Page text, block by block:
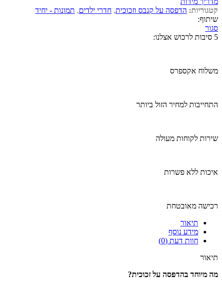
קטגוריות: הדפסה על קנבס וזכוכית, חדרי ילדים, תמונות - יחיד
שיתוף:
סגור
5 סיבות לרכוש אצלנו:
משלוח אקספרס
התחייבות למחיר הזול ביותר
שירות לקוחות מעולה
איכות ללא פשרות
רכישה מאובטחת
תיאור
מידע נוסף
חוות דעת (0)
תיאור
מה מיוחד בהדפסה על זכוכית?